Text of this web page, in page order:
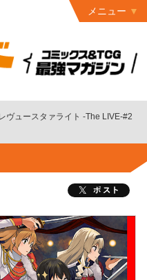
メニュー
最終号
連載作品
読者ページ
お問い合わせ
コミックグロウル
ヴュースタァライト -The LIVE-#2